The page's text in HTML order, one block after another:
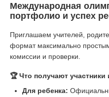
Международная
портфолио и успех
Приглашаем учителей,
формат максимально
комиссии и проверки.
🏆 Что получают участники
Для ребенка: